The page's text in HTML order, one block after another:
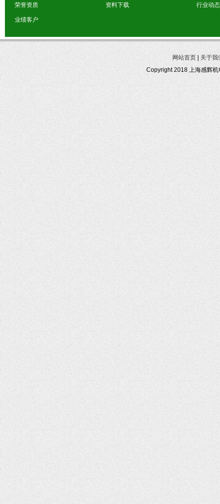
荣誉资质
业绩客户
资料下载 行业动态
网站首页|关于我
Copyright 2018 上海感辉